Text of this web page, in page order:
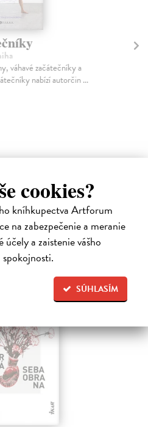
cookies?
kníhkupectva Artforum
na zabezpečenie a meranie
a zaistenie vášho
SÚHLASÍM
váhavé začátečníky a
nabízí autorčin ...
šport a
na sklade